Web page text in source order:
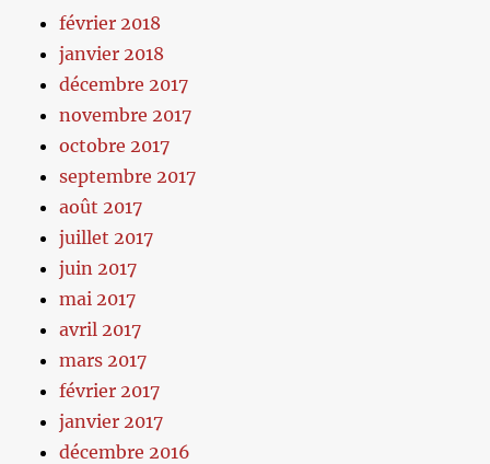
février 2018
janvier 2018
décembre 2017
novembre 2017
octobre 2017
septembre 2017
août 2017
juillet 2017
juin 2017
mai 2017
avril 2017
mars 2017
février 2017
janvier 2017
décembre 2016